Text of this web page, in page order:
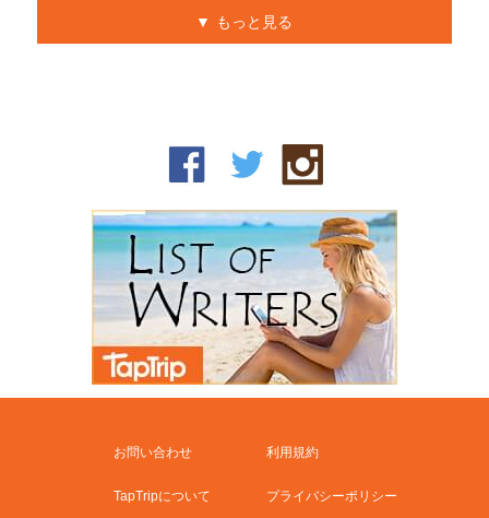
もっと見る
お問い合わせ 利用規約
TapTripについて プライバシーポリシー